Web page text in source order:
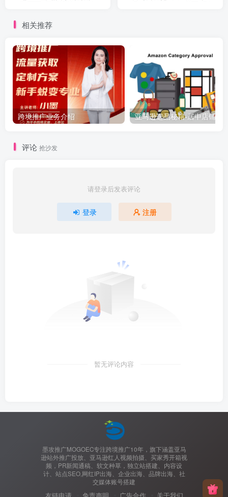
相关推荐
跨境推广业务介绍
评论 抢沙发
请登录后发表评论
登录 注册
暂无评论内容
墨攻推广MOGOEC专注跨境推广10年，旗下涵盖亚马
逊站外推广投放、亚马逊红人视频拍摄、买家秀开箱视
频，PR新闻通稿、软文种草，独立站搭建、内容设
计、站点SEO,网红IP出海、企业出海、品牌出海、社
交媒体账号搭建
友链申请 免责声明 广告合作 关于我们